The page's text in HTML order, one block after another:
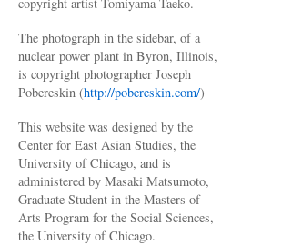
The photograph in the sidebar, of a
nuclear power plant in Byron, Illinois,
is copyright photographer Joseph
Pobereskin (http://pobereskin.com/)
This website was designed by the
Center for East Asian Studies, the
University of Chicago, and is
administered by Masaki Matsumoto,
Graduate Student in the Masters of
Arts Program for the Social Sciences,
the University of Chicago.